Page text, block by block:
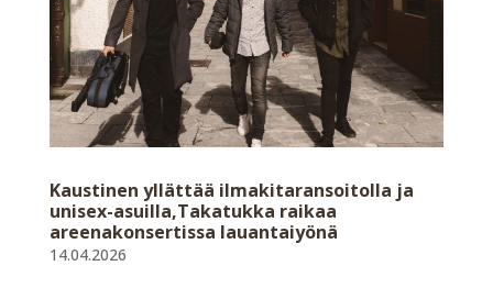
Kaustinen yllättää ilmakitaransoitolla ja
unisex-asuilla,Takatukka raikaa
areenakonsertissa lauantaiyönä
14.04.2026